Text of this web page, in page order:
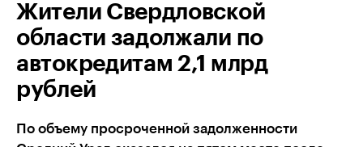
Жители Свердловской
области задолжали по
автокредитам 2,1 млрд
рублей
По объему просроченной задолженности